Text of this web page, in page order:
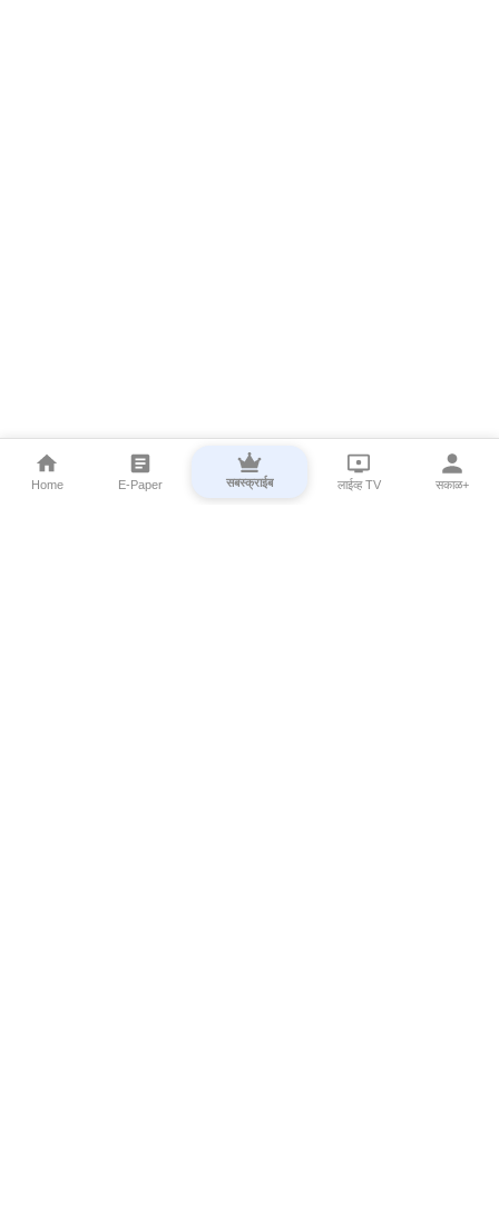
Home E-Paper सबस्क्राईब लाईव्ह TV सकाळ+